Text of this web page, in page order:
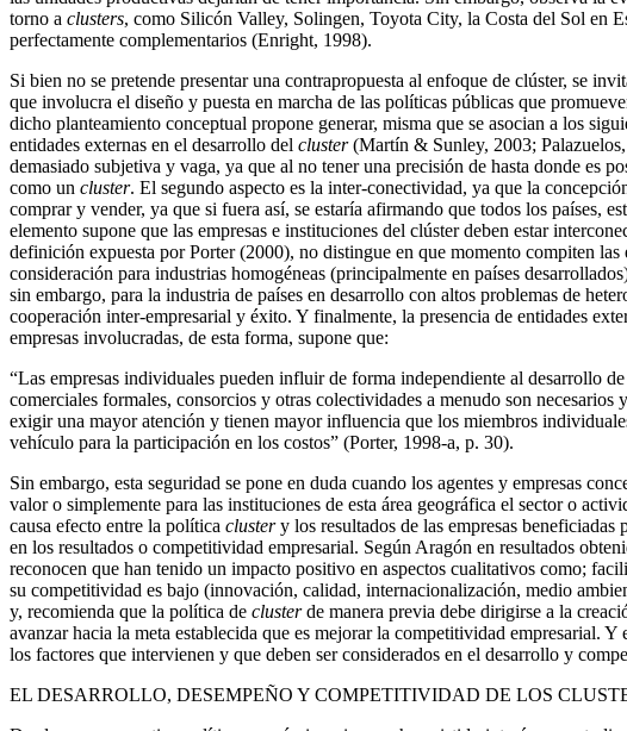
torno a clusters, como Silicón Valley, Solingen, Toyota City, la Costa del Sol en
perfectamente complementarios (Enright, 1998).
Si bien no se pretende presentar una contrapropuesta al enfoque de clúster, se
que involucra el diseño y puesta en marcha de las políticas públicas que
dicho planteamiento conceptual propone generar, misma que se asocian a los
entidades externas en el desarrollo del cluster(Martín & Sunley, 2003; Palazuelos,
demasiado subjetiva y vaga, ya que al no tener una precisión de hasta donde es
como un cluster. El segundo aspecto es la inter-conectividad, ya que la
comprar y vender, ya que si fuera así, se estaría afirmando que todos los países,
elemento supone que las empresas e instituciones del clúster deben estar
definición expuesta por Porter (2000), no distingue en que momento compiten las
consideración para industrias homogéneas (principalmente en países
sin embargo, para la industria de países en desarrollo con altos problemas de
cooperación inter-empresarial y éxito. Y finalmente, la presencia de entidades
empresas involucradas, de esta forma, supone que:
“Las empresas individuales pueden influir de forma independiente al desarrollo de
comerciales formales, consorcios y otras colectividades a menudo son
exigir una mayor atención y tienen mayor influencia que los miembros
vehículo para la participación en los costos” (Porter, 1998-a, p. 30).
Sin embargo, esta seguridad se pone en duda cuando los agentes y empresas
valor o simplemente para las instituciones de esta área geográfica el sector o
causa efecto entre la política clustery los resultados de las empresas
en los resultados o competitividad empresarial. Según Aragón en resultados
reconocen que han tenido un impacto positivo en aspectos cualitativos como;
su competitividad es bajo (innovación, calidad, internacionalización, medio
y, recomienda que la política de clusterde manera previa debe dirigirse a la
avanzar hacia la meta establecida que es mejorar la competitividad empresarial.
los factores que intervienen y que deben ser considerados en el desarrollo y
EL DESARROLLO, DESEMPEÑO Y COMPETITIVIDAD DE LOS